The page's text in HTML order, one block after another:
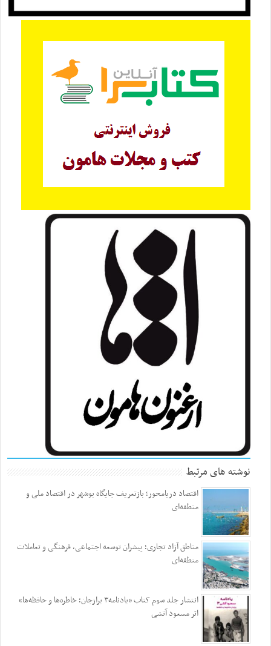
نوشته های مرتبط
اقتصاد دریامحور؛ بازتعریف جایگاه بوشهر در اقتصاد ملی و
منطقه‌ای
مناطق آزاد تجاری؛ پیشران توسعه اجتماعی، فرهنگی و تعاملات
منطقه‌ای
انتشار جلد سوم کتاب «یادنامه۳ برازجان؛ خاطره‌ها و حافظه‌ها»
اثر مسعود آتشی